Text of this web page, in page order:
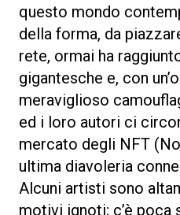
questo mondo
della forma, da
rete, ormai ha
gigantesche e, con
meraviglioso
ed i loro autori ci
mercato degli NFT
ultima diavoleria
Alcuni artisti sono
motivi ignoti; c’è poca